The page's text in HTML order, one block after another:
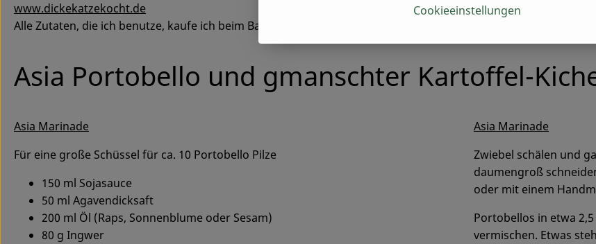
www.dickekatzekocht.de
Alle Zutaten, die ich benutze, kaufe ich beim Baumannshof! J
Asia Portobello und gmanschter Kartoffel-
Asia Marinade
Für eine große Schüssel für ca. 10 Portobello Pilze
150 ml Sojasauce
50 ml Agavendicksaft
200 ml Öl (Raps, Sonnenblume oder Sesam)
80 g Ingwer
Asia Marinade
Zwiebel schälen und
daumengroß
oder mit einem
Portobellos in etwa
vermischen. Etwas
Cookieeinstellungen